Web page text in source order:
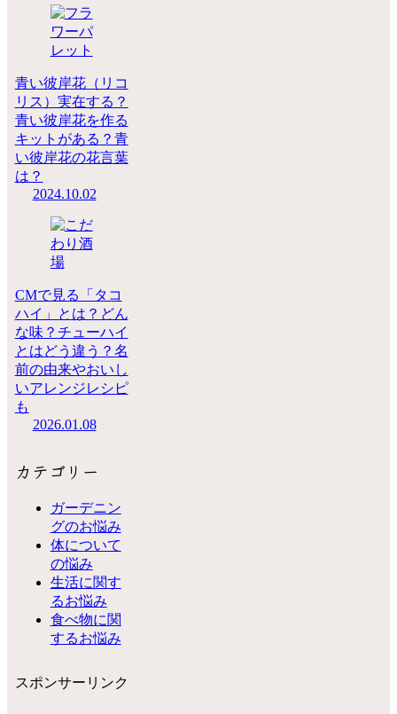
青い彼岸花（リコ
リス）実在する？
青い彼岸花を作る
キットがある？青
い彼岸花の花言葉
は？
2024.10.02
CMで見る「タコ
ハイ」とは？どん
な味？チューハイ
とはどう違う？名
前の由来やおいし
いアレンジレシピ
も
2026.01.08
カテゴリー
ガーデニン
グのお悩み
体について
の悩み
生活に関す
るお悩み
食べ物に関
するお悩み
スポンサーリンク